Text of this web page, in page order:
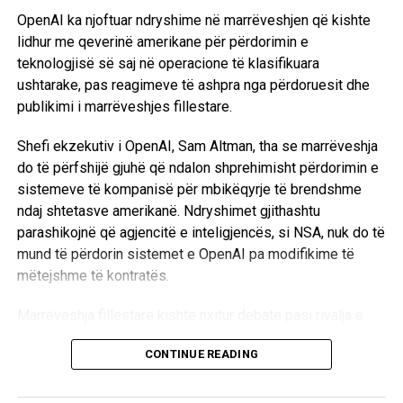
OpenAI ka njoftuar ndryshime në marrëveshjen që kishte
lidhur me qeverinë amerikane për përdorimin e
teknologjisë së saj në operacione të klasifikuara
ushtarake, pas reagimeve të ashpra nga përdoruesit dhe
publikimi i marrëveshjes fillestare.
Shefi ekzekutiv i OpenAI, Sam Altman, tha se marrëveshja
do të përfshijë gjuhë që ndalon shprehimisht përdorimin e
sistemeve të kompanisë për mbikëqyrje të brendshme
ndaj shtetasve amerikanë. Ndryshimet gjithashtu
parashikojnë që agjencitë e inteligjencës, si NSA, nuk do të
mund të përdorin sistemet e OpenAI pa modifikime të
mëtejshme të kontratës.
Anthropic, u përplas me Departamentin e
Mbrojtjes për përdorimin e modelit të saj Claude për
CONTINUE READING